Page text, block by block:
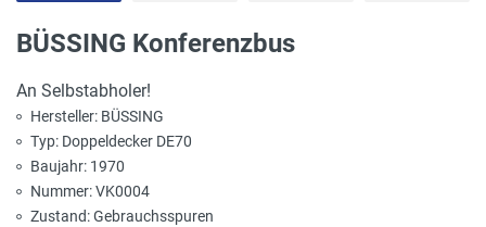
BÜSSING Konferenzbus
An Selbstabholer!
Hersteller: BÜSSING
Typ: Doppeldecker DE70
Baujahr: 1970
Nummer: VK0004
Zustand: Gebrauchsspuren